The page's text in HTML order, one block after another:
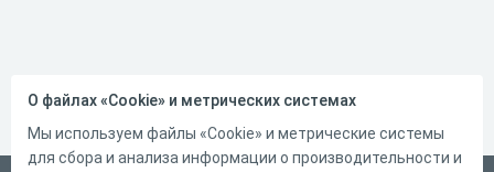
О файлах «Cookie» и метрических системах
Мы используем файлы «Cookie» и метрические системы
для сбора и анализа информации о производительности и